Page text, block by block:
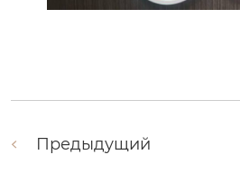
Предыдущий